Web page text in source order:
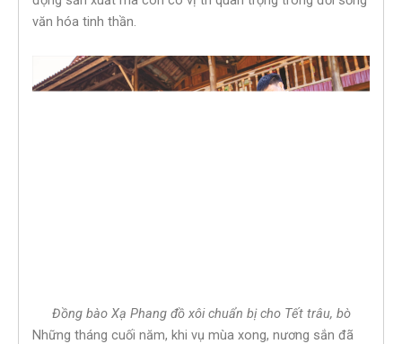
văn hóa tinh thần.
Đồng bào Xạ Phang đồ xôi chuẩn bị cho Tết trâu, bò
Những tháng cuối năm, khi vụ mùa xong, nương sắn đã